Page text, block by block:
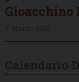
Gioacchino